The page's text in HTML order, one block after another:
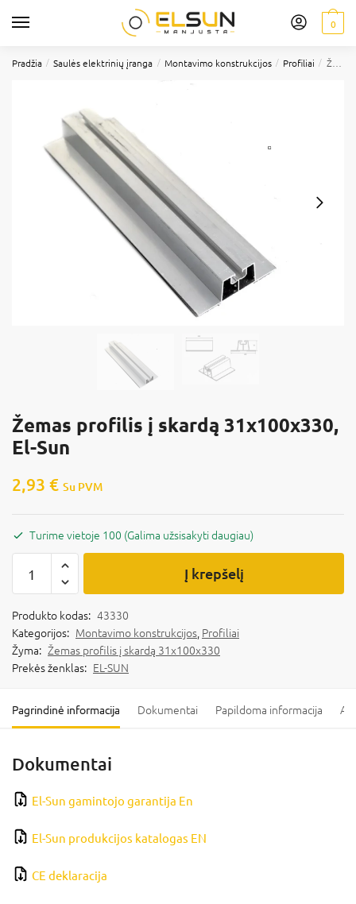
0
Pradžia / Saulės elektrinių įranga / Montavimo konstrukcijos / Profiliai / Žemas profilis į skardą 31x100x330, El-Sun
Žemas profilis į skardą 31x100x330,
El-Sun
2,93 € Su PVM
Turime vietoje 100 (Galima užsisakyti daugiau)
Į krepšelį
Produkto kodas: 43330
Kategorijos: Montavimo konstrukcijos, Profiliai
Žyma: Žemas profilis į skardą 31x100x330
Prekės ženklas: EL-SUN
Pagrindinė informacija Dokumentai Papildoma informacija
Dokumentai
El-Sun gamintojo garantija En
El-Sun produkcijos katalogas EN
CE deklaracija